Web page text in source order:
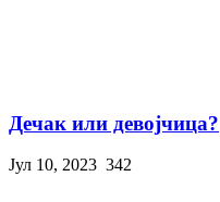
Дечак или девојчица?
Јул 10, 2023 342